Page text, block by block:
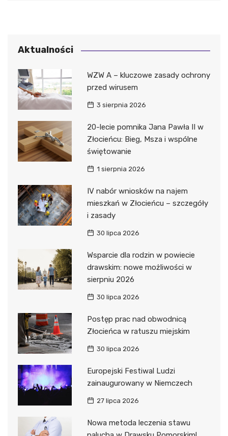
Aktualności
WZW A – kluczowe zasady ochrony
przed wirusem
3 sierpnia 2026
20-lecie pomnika Jana Pawła II w
Złocieńcu: Bieg, Msza i wspólne
świętowanie
1 sierpnia 2026
IV nabór wniosków na najem
mieszkań w Złocieńcu – szczegóły
i zasady
30 lipca 2026
Wsparcie dla rodzin w powiecie
drawskim: nowe możliwości w
sierpniu 2026
30 lipca 2026
Postęp prac nad obwodnicą
Złocieńca w ratuszu miejskim
30 lipca 2026
Europejski Festiwal Ludzi
zainaugurowany w Niemczech
27 lipca 2026
Nowa metoda leczenia stawu